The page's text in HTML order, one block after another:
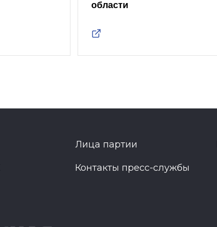
области
Лица партии
Контакты пресс-службы